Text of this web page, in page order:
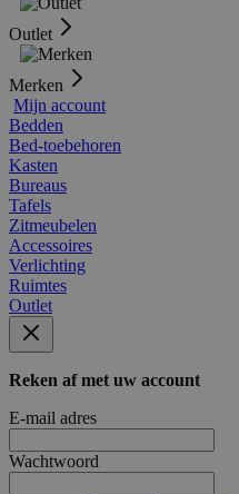
Outlet
Merken
Mijn account
Bedden
Bed-toebehoren
Kasten
Bureaus
Tafels
Zitmeubelen
Accessoires
Verlichting
Ruimtes
Outlet
Reken af met uw account
E-mail adres
Wachtwoord